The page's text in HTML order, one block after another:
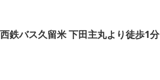
西鉄バス久留米 下田主丸より徒歩1分